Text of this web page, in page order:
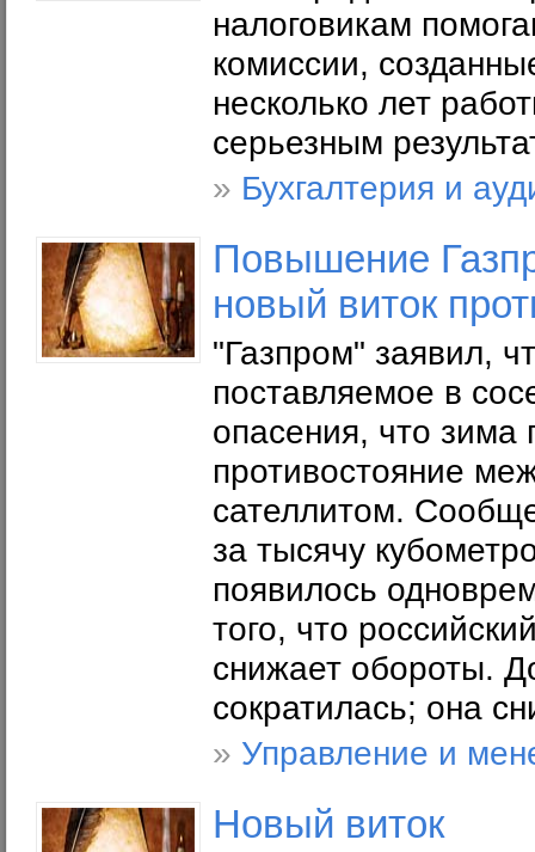
налоговикам
комиссии,
несколько лет
серьезным
» Бухгалтерия и
Повышение
новый виток
"Газпром" заявил,
поставляемое в
опасения, что зима
противостояние
сателлитом.
за тысячу
появилось
того, что
снижает обороты.
сократилась; она
» Управление и
Новый виток